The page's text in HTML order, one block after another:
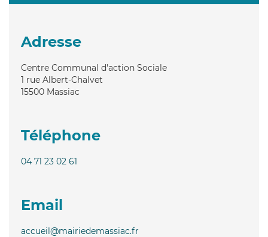
Adresse
Centre Communal d'action Sociale
1 rue Albert-Chalvet
15500 Massiac
Téléphone
04 71 23 02 61
Email
accueil@mairiedemassiac.fr